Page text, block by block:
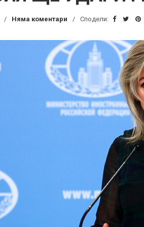
Няма коментари Сподели: